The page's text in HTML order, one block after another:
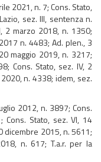
2021, n. 7; Cons. Stato,
sez. III, sentenza n.
2 marzo 2018, n. 1350;
n. 4483; Ad. plen., 3
maggio 2019, n. 3217;
Cons. Stato, sez. IV, 2
n. 4338; idem, sez.
2012, n. 3897; Cons.
Cons. Stato, sez. VI, 14
dicembre 2015, n. 5611;
n. 617; T.a.r. per la